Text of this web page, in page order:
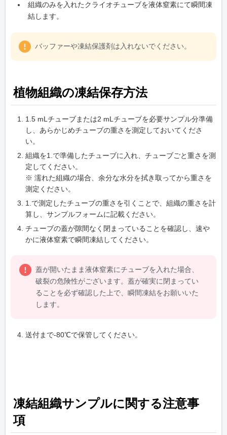
組織のみを入れたクライオチューブを液体窒素にて瞬間凍
結します。
バッファーや凍結保護剤は入れないでください。
植物組織の凍結保存方法
1.5 mLチューブまたは2 mLチューブを必要サンプル分準備
し、あらかじめチューブの重さを測定しておいてくださ
い。
組織を1.で準備したチューブに入れ、チューブごと重さを測
定してください。
※ 濡れた組織の場合、余分な水分を拭き取ってから重さを
測定ください。
1.で測定したチューブの重さを引くことで、組織の重さを計
算し、サンプルフォームに記載ください。
チューブの蓋が隙間なく閉まっていることを確認し、速や
かに液体窒素で瞬間凍結してください。
蓋が開いたまま液体窒素にチューブを入れた場合、
破裂の危険性がございます。蓋が確実に閉まってい
ることを必ず確認した上で、瞬間凍結をお願いいた
します。
送付まで-80℃で保管してください。
凍結組織サンプルに関する注意事
項